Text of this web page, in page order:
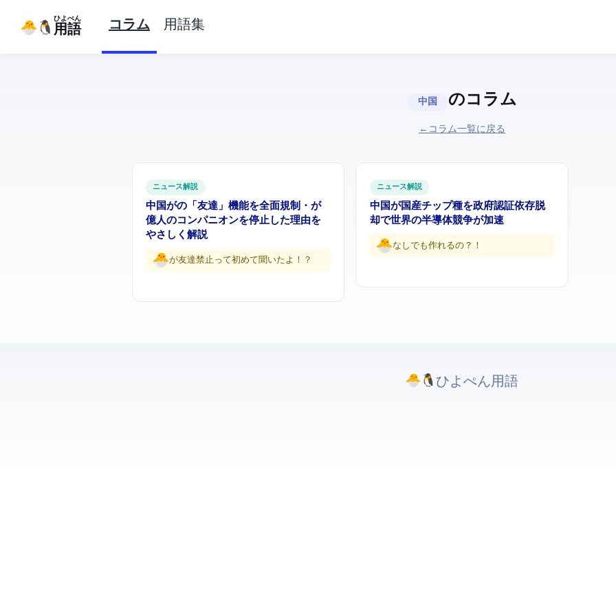
IT用語
ひよぺん コラム 用語集
中国 のコラム
← コラム一覧に戻る
ITニュース解説
中国がAIの「友達」機能を全面規制 — ByteDance・Alibabaが3
億人のコンパニオンAIを停止した理由を
やさしく解説
AIが友達禁止って初めて聞いたよ！？
ITニュース解説
中国が国産AIチップ9種を政府認証 — Nvidia依存脱
却で世界の半導体競争が加速
NvidiaなしでもAI作れるの？！
ひよぺんIT用語. All rights reserved.